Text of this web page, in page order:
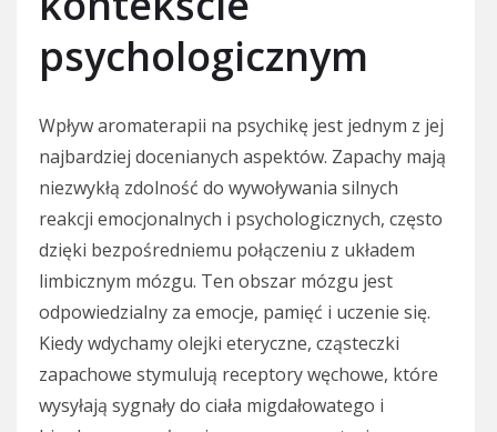
psychologicznym
Wpływ aromaterapii na psychikę jest jednym z jej
najbardziej docenianych aspektów. Zapachy mają
niezwykłą zdolność do wywoływania silnych
reakcji emocjonalnych i psychologicznych, często
dzięki bezpośredniemu połączeniu z układem
limbicznym mózgu. Ten obszar mózgu jest
odpowiedzialny za emocje, pamięć i uczenie się.
Kiedy wdychamy olejki eteryczne, cząsteczki
zapachowe stymulują receptory węchowe, które
wysyłają sygnały do ciała migdałowatego i